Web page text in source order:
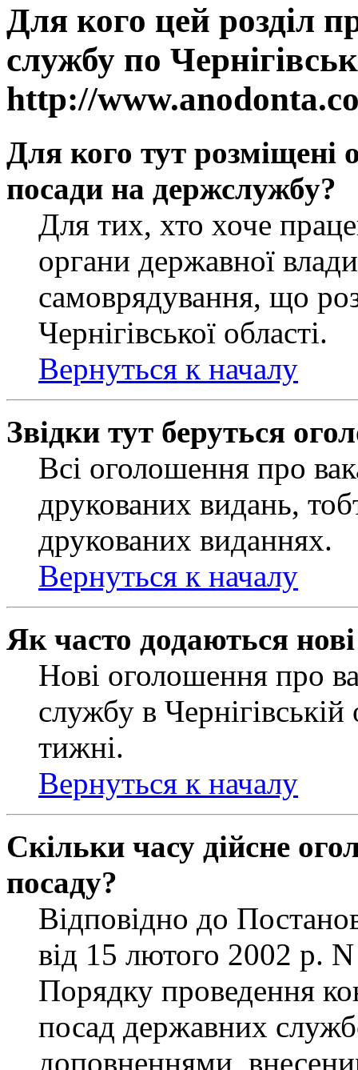
Для кого цей розділ
службу по
http://
Для кого тут розміщені
посади на держслужбу?
Для тих, хто хоче
органи державної
самоврядування, що
Чернігівської області.
Вернуться к началу
Звідки тут беруться
Всі оголошення про
друкованих видань,
друкованих виданнях.
Вернуться к началу
Як часто додаються
Нові оголошення про
службу в
тижні.
Вернуться к началу
Скільки часу дійсне
посаду?
Відповідно до
від 15 лютого 2002 р.
Порядку проведення
посад державних
доповненнями,